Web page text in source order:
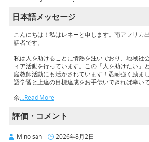
日本語メッセージ
こんにちは！私はレネーと申します。南アフリカ
話者です。
私は人を助けることに情熱を注いでおり、地域社
ィア活動を行っています。この「人を助けたい」
庭教師活動にも活かされています！忍耐強く励ま
語学習と上達の目標達成をお手伝いできれば幸いで
余…Read More
評価・コメント
Mino san 2026年8月2日